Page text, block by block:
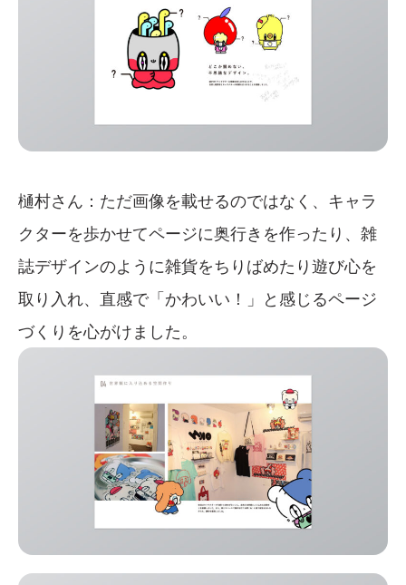
樋村さん：ただ画像を載せるのではなく、キャラ
クターを歩かせてページに奥行きを作ったり、雑
誌デザインのように雑貨をちりばめたり遊び心を
取り入れ、直感で「かわいい！」と感じるページ
づくりを心がけました。